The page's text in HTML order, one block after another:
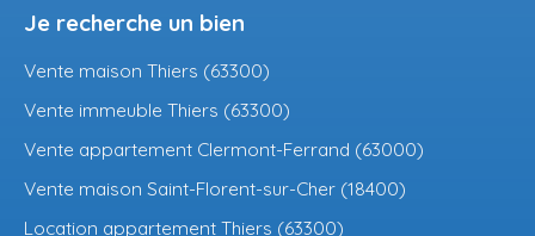
Je recherche un bien
Vente maison Thiers (63300)
Vente immeuble Thiers (63300)
Vente appartement Clermont-Ferrand (63000)
Vente maison Saint-Florent-sur-Cher (18400)
Location appartement Thiers (63300)